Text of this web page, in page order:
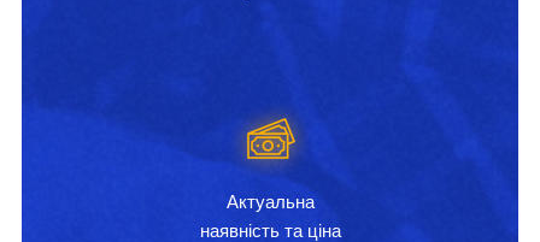
Актуальна
наявність та ціна